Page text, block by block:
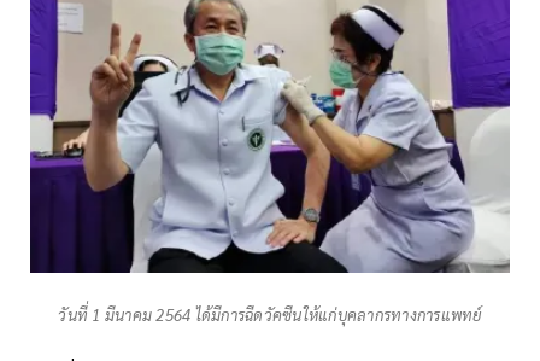
วันที่ 1 มีนาคม 2564 ได้มีการฉีดวัคซีนให้แก่บุคลากรทางการแพทย์